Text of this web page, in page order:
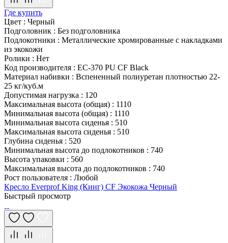
Где купить
Цвет : Черный
Подголовник : Без подголовника
Подлокотники : Металлические хромированные с накладками
из экокожи
Ролики : Нет
Код производителя : EC-370 PU CF Black
Материал набивки : Вспененный полиуретан плотностью 22-
25 кг/куб.м
Допустимая нагрузка : 120
Максимальная высота (общая) : 1110
Минимальная высота (общая) : 1110
Минимальная высота сиденья : 510
Максимальная высота сиденья : 510
Глубина сиденья : 520
Минимальная высота до подлокотников : 740
Высота упаковки : 560
Максимальная высота до подлокотников : 740
Рост пользователя : Любой
Кресло Everprof King (Кинг) CF Экокожа Черный
Быстрый просмотр